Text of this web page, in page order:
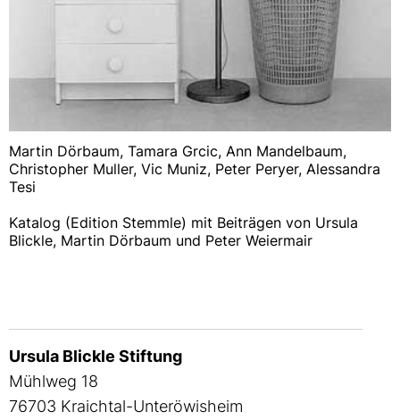
Martin Dörbaum, Tamara Grcic, Ann Mandelbaum,
Christopher Muller, Vic Muniz, Peter Peryer, Alessandra
Tesi
Katalog (Edition Stemmle) mit Beiträgen von Ursula
Blickle, Martin Dörbaum und Peter Weiermair
Ursula Blickle Stiftung
Mühlweg 18
76703 Kraichtal-Unteröwisheim